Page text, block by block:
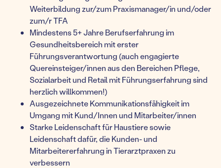
Weiterbildung zur/zum Praxismanager/in und/oder
zum/r TFA
Mindestens 5+ Jahre Berufserfahrung im
Gesundheitsbereich mit erster
Führungsverantwortung (auch engagierte
Quereinsteiger/innen aus den Bereichen Pflege,
Sozialarbeit und Retail mit Führungserfahrung sind
herzlich willkommen!)
Ausgezeichnete Kommunikationsfähigkeit im
Umgang mit Kund/Innen und Mitarbeiter/innen
Starke Leidenschaft für Haustiere sowie
Leidenschaft dafür, die Kunden- und
Mitarbeitererfahrung in Tierarztpraxen zu
verbessern